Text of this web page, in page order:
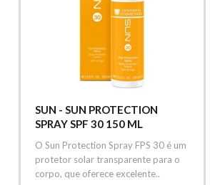
SUN - SUN PROTECTION
SPRAY SPF 30 150 ML
O Sun Protection Spray FPS 30 é um
protetor solar transparente para o
corpo, que oferece excelente..